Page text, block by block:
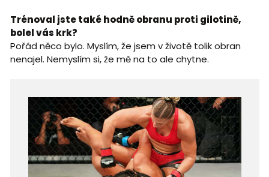
Trénoval jste také hodně obranu proti gilotině,
bolel vás krk?
Pořád něco bylo. Myslím, že jsem v životě tolik obran
nenajel. Nemyslím si, že mě na to ale chytne.